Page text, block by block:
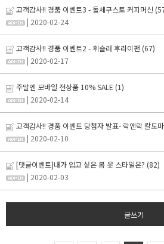
고객감사!! 경품 이벤트3 - 돌체구스토 커피머신
| 2020-02-24
고객감사!! 경품 이벤트2 - 휘슬러 후라이팬 (67)
| 2020-02-17
주말엔 모바일 전상품 10% SALE (1)
| 2020-02-14
고객감사!! 경품 이벤트 당첨자 발표- 락앤락 칼도
| 2020-02-10
[댓글이벤트]내가 입고 싶은 봄 옷 스타일은? (82)
| 2020-02-03
글쓰기